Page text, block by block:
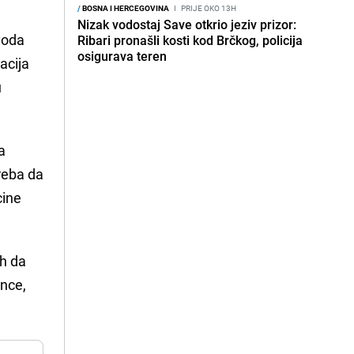
da
da
/BOSNA I HERCEGOVINA I PRIJE OKO 13H
Nizak vodostaj Save otkrio jeziv prizor:
Ribari pronašli kosti kod Brčkog, policija
osigurava teren